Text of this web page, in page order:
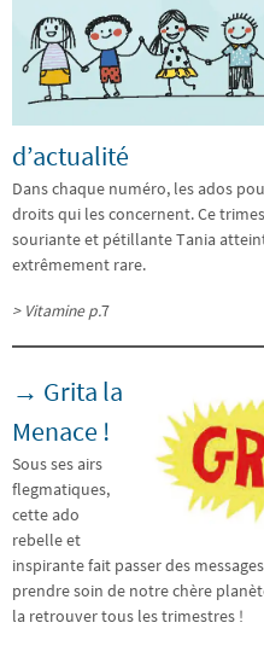
d’actualité
Dans chaque numéro, les ados
droits qui les concernent. Ce
souriante et pétillante Tania
extrêmement rare.
> Vitamine p.7
→ Grita la
Menace !
Sous ses airs
flegmatiques,
cette ado
rebelle et
inspirante fait passer des
prendre soin de notre chère
la retrouver tous les trimestres !